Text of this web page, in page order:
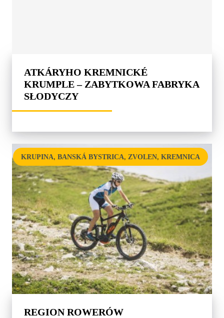
ATKÁRYHO KREMNICKÉ
KRUMPLE – ZABYTKOWA FABRYKA
SŁODYCZY
KRUPINA, BANSKÁ BYSTRICA, ZVOLEN, KREMNICA
REGION ROWERÓW